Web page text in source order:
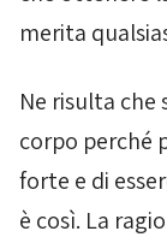
merita
Ne risulta che
corpo perché
forte e di
è così. La